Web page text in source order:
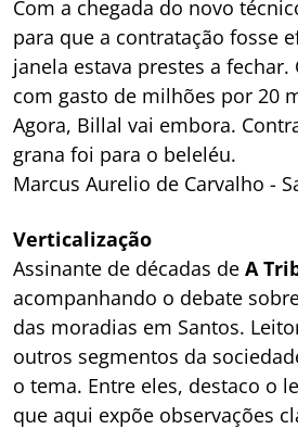
Com a chegada do novo
para que a contratação fosse
janela estava prestes a
com gasto de milhões por 20
Agora, Billal vai embora.
grana foi para o beleléu.
Marcus Aurelio de Carvalho -
Verticalização
Assinante de décadas de A
acompanhando o debate
das moradias em Santos.
outros segmentos da
o tema. Entre eles, destaco o
que aqui expõe observações